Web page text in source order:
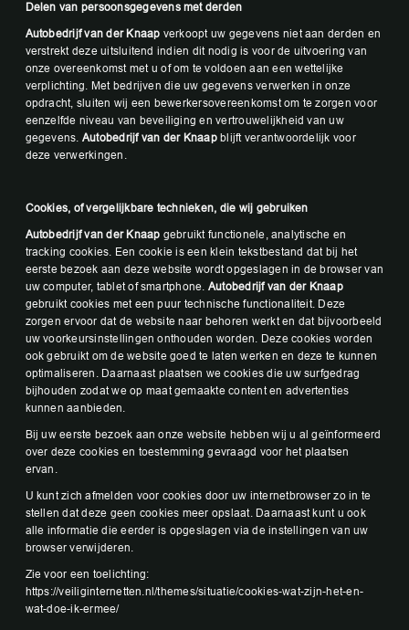
Delen van persoonsgegevens met derden
Autobedrijf van der Knaap verkoopt uw gegevens niet aan derden en
verstrekt deze uitsluitend indien dit nodig is voor de uitvoering van
onze overeenkomst met u of om te voldoen aan een wettelijke
verplichting. Met bedrijven die uw gegevens verwerken in onze
opdracht, sluiten wij een bewerkersovereenkomst om te zorgen voor
eenzelfde niveau van beveiliging en vertrouwelijkheid van uw
gegevens. Autobedrijf van der Knaapblijft verantwoordelijk voor
deze verwerkingen.
Cookies, of vergelijkbare technieken, die wij gebruiken
Autobedrijf van der Knaap gebruikt functionele, analytische en
tracking cookies. Een cookie is een klein tekstbestand dat bij het
eerste bezoek aan deze website wordt opgeslagen in de browser van
uw computer, tablet of smartphone. Autobedrijf van der Knaap
gebruikt cookies met een puur technische functionaliteit. Deze
zorgen ervoor dat de website naar behoren werkt en dat bijvoorbeeld
uw voorkeursinstellingen onthouden worden. Deze cookies worden
ook gebruikt om de website goed te laten werken en deze te kunnen
optimaliseren. Daarnaast plaatsen we cookies die uw surfgedrag
bijhouden zodat we op maat gemaakte content en advertenties
kunnen aanbieden.
Bij uw eerste bezoek aan onze website hebben wij u al geïnformeerd
over deze cookies en toestemming gevraagd voor het plaatsen
ervan.
U kunt zich afmelden voor cookies door uw internetbrowser zo in te
stellen dat deze geen cookies meer opslaat. Daarnaast kunt u ook
alle informatie die eerder is opgeslagen via de instellingen van uw
browser verwijderen.
Zie voor een toelichting:
https://veiliginternetten.nl/themes/situatie/cookies-wat-zijn-het-en-
wat-doe-ik-ermee/